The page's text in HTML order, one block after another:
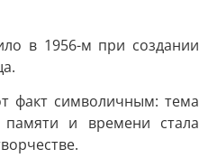
в 1956-м при создании
факт символичным: тема
и времени стала